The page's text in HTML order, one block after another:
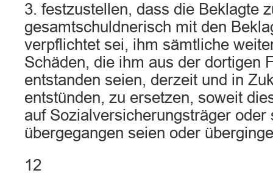
3. festzustellen, dass die Beklagte
gesamtschuldnerisch mit den
verpflichtet sei, ihm sämtliche
Schäden, die ihm aus der dortigen
entstanden seien, derzeit und in
entstünden, zu ersetzen, soweit
auf Sozialversicherungsträger oder
übergegangen seien oder
12